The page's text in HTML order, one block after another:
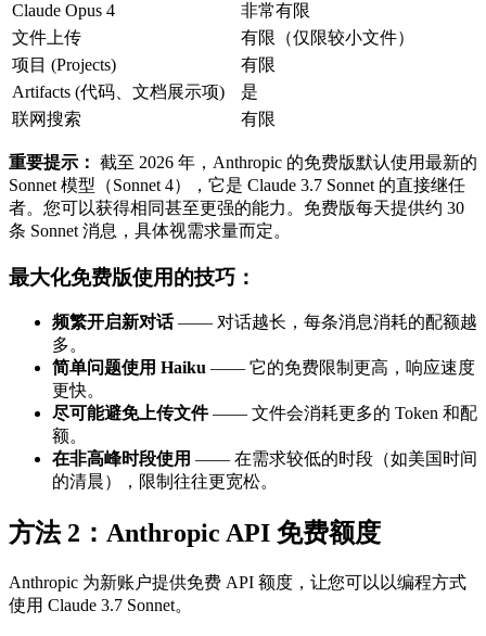
Claude Opus 4
非常有限
文件上传
有限（仅限较小文件）
项目 (Projects)
有限
Artifacts (代码、文档展示项)
是
联网搜索
有限
重要提示： 截至 2026 年，Anthropic 的免费版默认使用最新的
Sonnet 模型（Sonnet 4），它是 Claude 3.7 Sonnet 的直接继任
者。您可以获得相同甚至更强的能力。免费版每天提供约 30
条 Sonnet 消息，具体视需求量而定。
最大化免费版使用的技巧：
频繁开启新对话—— 对话越长，每条消息消耗的配额越
多。
简单问题使用 Haiku —— 它的免费限制更高，响应速度
更快。
尽可能避免上传文件—— 文件会消耗更多的 Token 和配
额。
在非高峰时段使用 —— 在需求较低的时段（如美国时间
的清晨），限制往往更宽松。
方法 2：Anthropic API 免费额度
Anthropic 为新账户提供免费 API 额度，让您可以以编程方式
使用 Claude 3.7 Sonnet。